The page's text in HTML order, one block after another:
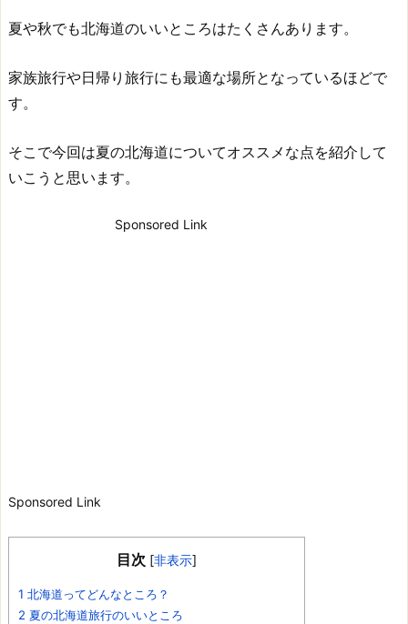
夏や秋でも北海道のいいところはたくさんあります。
家族旅行や日帰り旅行にも最適な場所となっているほどで
す。
そこで今回は夏の北海道についてオススメな点を紹介して
いこうと思います。
Sponsored Link
Sponsored Link
目次 [非表示]
1 北海道ってどんなところ？
2 夏の北海道旅行のいいところ